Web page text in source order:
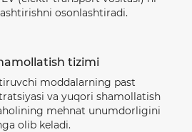
osonlashtiradi.
tizimi
moddalarning past
va yuqori shamollatish
mehnat unumdorligini
olib keladi.